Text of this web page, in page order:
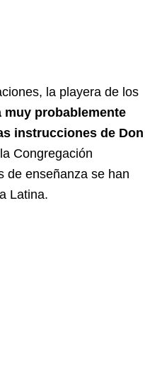
la playera de los
muy probablemente
instrucciones de Don
Congregación
de enseñanza se han
Latina.